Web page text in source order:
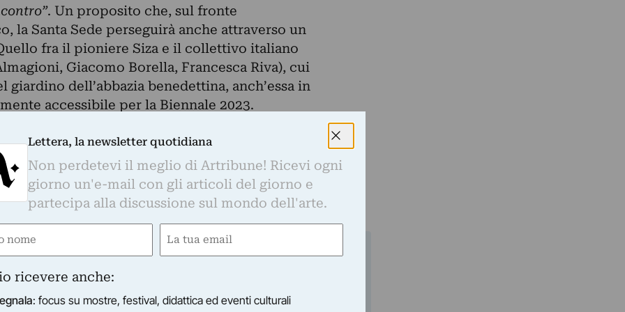
. Un proposito che, sul fronte
la Santa Sede perseguirà anche attraverso un
fra il pioniere Siza e il collettivo italiano
Giacomo Borella, Francesca Riva), cui
dell’abbazia benedettina, anch’essa in
accessibile per la Biennale 2023.
È sufficientecliccare quiper
sempre aggiornati
di Artribune! Ricevi ogni giorno un'e-mail con gli
alla discussione sul mondo dell'arte.
Lettera, la newsletter quotidiana
Non perdetevi il meglio di Artribune! Ricevi ogni
giorno un'e-mail con gli articoli del giorno e
partecipa alla discussione sul mondo dell'arte.
Email
ricevere anche:
: focus su mostre, festival, didattica ed eventi culturali